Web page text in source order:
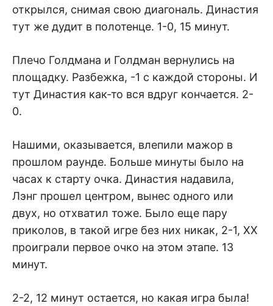
открылся, снимая свою диагональ. Династия
тут же дудит в полотенце. 1-0, 15 минут.
Плечо Голдмана и Голдман вернулись на
площадку. Разбежка, -1 с каждой стороны. И
тут Династия как-то вся вдруг кончается. 2-
0.
Нашими, оказывается, влепили мажор в
прошлом раунде. Больше минуты было на
часах к старту очка. Династия надавила,
Лэнг прошел центром, вынес одного или
двух, но отхватил тоже. Было еще пару
приколов, в такой игре без них никак, 2-1, ХХ
проиграли первое очко на этом этапе. 13
минут.
2-2, 12 минут остается, но какая игра была!